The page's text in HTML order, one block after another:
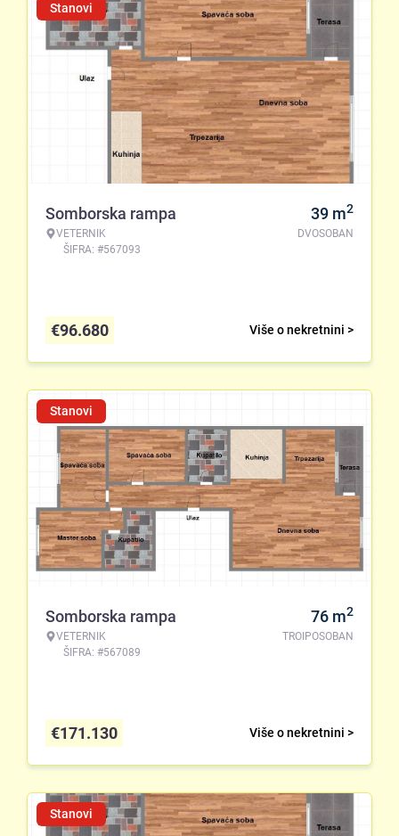
Stanovi
Somborska rampa
VETERNIK
ŠIFRA: #567093
39 m2
DVOSOBAN
Više o nekretnini >
€96.680
Stanovi
Somborska rampa
VETERNIK
ŠIFRA: #567089
76 m2
TROIPOSOBAN
Više o nekretnini >
€171.130
Stanovi